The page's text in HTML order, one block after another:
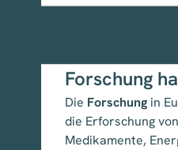
Forschung
Die Forschung in
die Erforschung von
Medikamente,